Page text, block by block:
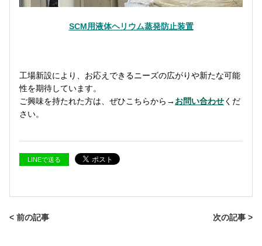
SCM用液体ヘリウム蒸発防止装置
工場新設により、お応えできるニーズの広がりや新たな可能
性を期待しています。
ご興味を持たれた方は、ぜひこちらから→ お問い合わせくだ
さい。
LINEで送る
< 前の記事 次の記事 >